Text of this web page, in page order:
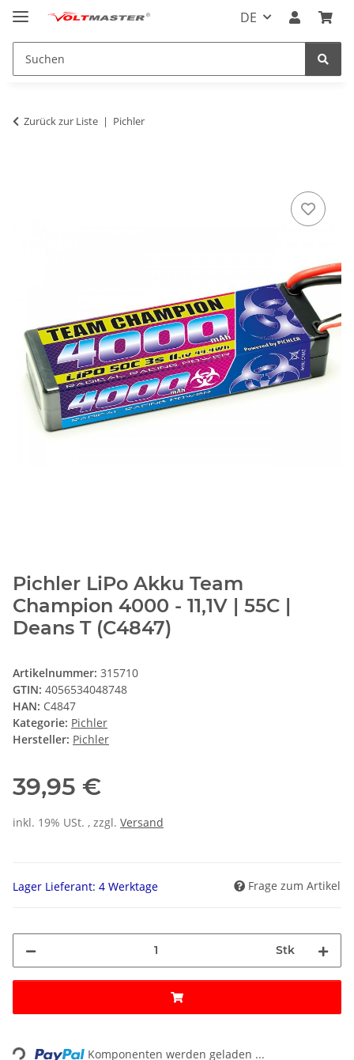
DE
Zurück zur Liste Pichler
Pichler LiPo Akku Team
Champion 4000 - 11,1V | 55C |
Deans T (C4847)
Artikelnummer: 315710
GTIN: 4056534048748
HAN: C4847
Kategorie: Pichler
Hersteller: Pichler
39,95 €
inkl. 19% USt. , zzgl. Versand
Lager Lieferant: 4 Werktage Frage zum Artikel
Stk
Komponenten werden geladen ...